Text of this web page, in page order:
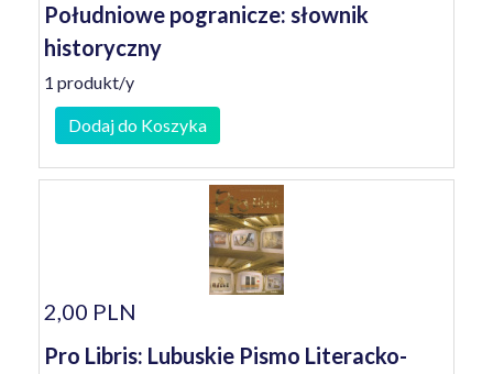
Południowe pogranicze: słownik
historyczny
1 produkt/y
Dodaj do Koszyka
2,00 PLN
Pro Libris: Lubuskie Pismo Literacko-